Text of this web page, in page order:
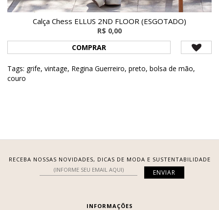
Calça Chess ELLUS 2ND FLOOR (ESGOTADO)
R$ 0,00
COMPRAR
Tags: grife, vintage, Regina Guerreiro, preto, bolsa de mão,
couro
RECEBA NOSSAS NOVIDADES, DICAS DE MODA E SUSTENTABILIDADE
INFORMAÇÕES